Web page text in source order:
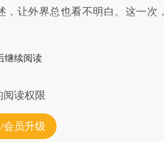
，让外界总也看不明白。这一次，
继续阅读
读权限
会员升级